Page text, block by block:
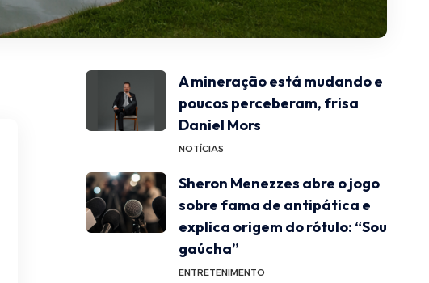
A mineração está mudando e
poucos perceberam, frisa
Daniel Mors
NOTÍCIAS
Sheron Menezzes abre o jogo
sobre fama de antipática e
explica origem do rótulo: “Sou
gaúcha”
ENTRETENIMENTO